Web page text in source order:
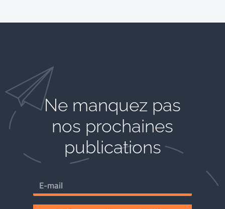
Ne manquez pas
nos prochaines
publications